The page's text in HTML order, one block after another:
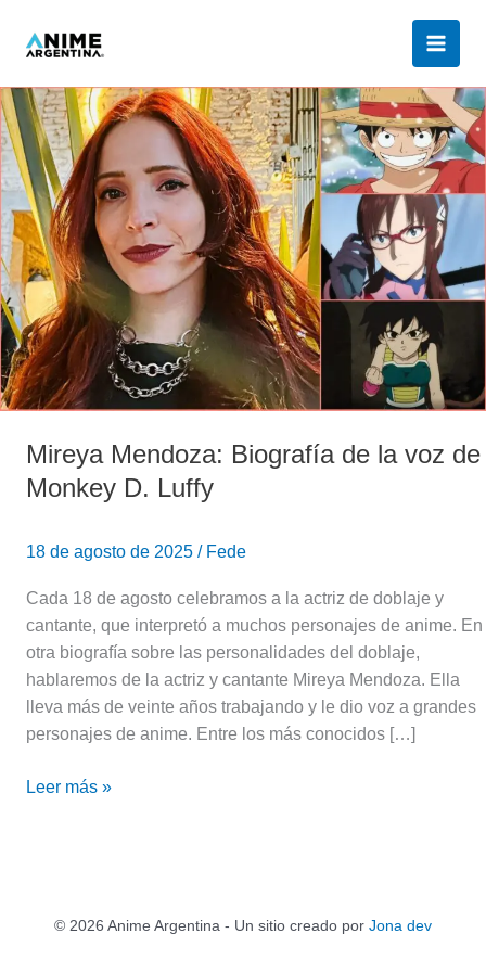
Mireya Mendoza: Biografía de la voz de
Monkey D. Luffy
18 de agosto de 2025 / Fede
Cada 18 de agosto celebramos a la actriz de doblaje y
cantante, que interpretó a muchos personajes de anime. En
otra biografía sobre las personalidades del doblaje,
hablaremos de la actriz y cantante Mireya Mendoza. Ella
lleva más de veinte años trabajando y le dio voz a grandes
personajes de anime. Entre los más conocidos […]
Mireya
Mendoza:
Biografía
de
la
voz
de
Monkey
D.
Luffy
Leer más »
© 2026 Anime Argentina - Un sitio creado por Jona dev